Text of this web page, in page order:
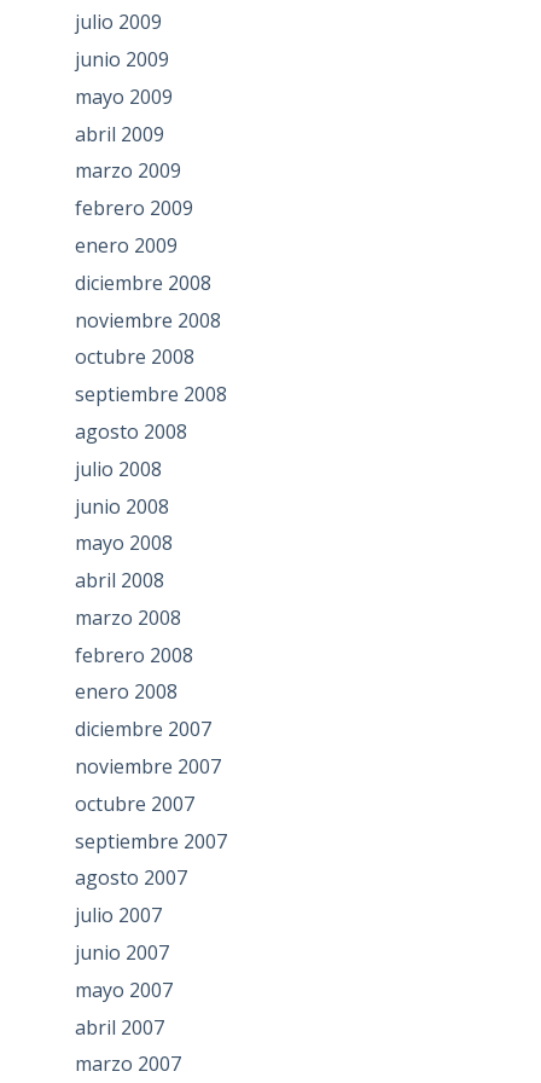
julio 2009
junio 2009
mayo 2009
abril 2009
marzo 2009
febrero 2009
enero 2009
diciembre 2008
noviembre 2008
octubre 2008
septiembre 2008
agosto 2008
julio 2008
junio 2008
mayo 2008
abril 2008
marzo 2008
febrero 2008
enero 2008
diciembre 2007
noviembre 2007
octubre 2007
septiembre 2007
agosto 2007
julio 2007
junio 2007
mayo 2007
abril 2007
marzo 2007